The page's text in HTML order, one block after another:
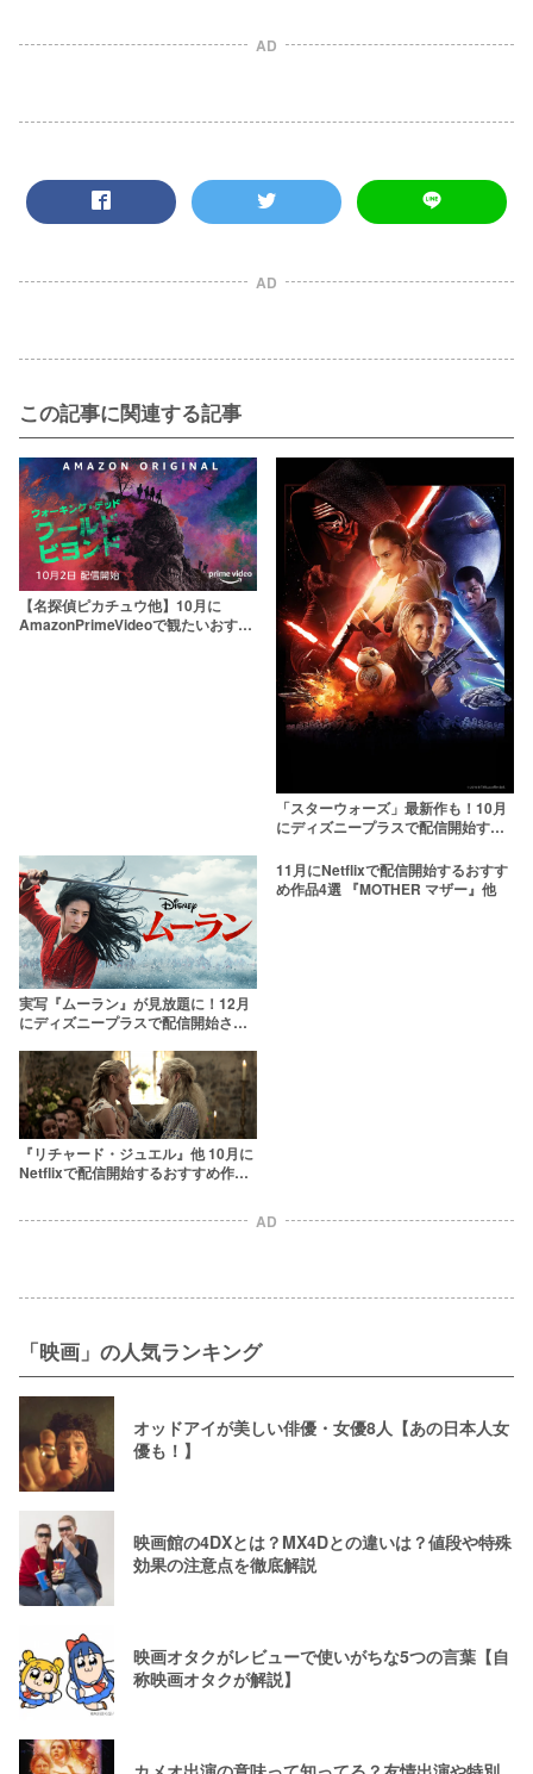
AD
AD
この記事に関連する記事
【名探偵ピカチュウ他】10月に
AmazonPrimeVideoで観たいおすす
「スターウォーズ」最新作も！10月
にディズニープラスで配信開始する
実写『ムーラン』が見放題に！12月
にディズニープラスで配信開始され
11月にNetflixで配信開始するおすす
め作品4選 『MOTHER マザー』他
『リチャード・ジュエル』他 10月に
Netflixで配信開始するおすすめ作品5
AD
「映画」の人気ランキング
オッドアイが美しい俳優・女優8人【あの日本人女
優も！】
映画館の4DXとは？MX4Dとの違いは？値段や特殊
効果の注意点を徹底解説
映画オタクがレビューで使いがちな5つの言葉【自
称映画オタクが解説】